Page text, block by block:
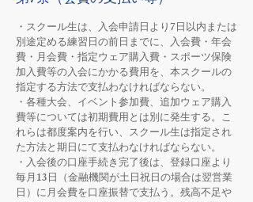
・スクール生は、入会申請日より7日以内または
別途定める練習日の前日までに、入会費・年会
費・月会費・指定ウェア購入費・スポーツ保険
加入費等の入会にかかる費用を、本スクールの
指定する方法で支払わなければならない。
・各種大会、イベント参加費、追加ウェア購入
費等については初期費用とは別に発生する。こ
れらは都度案内を行い、スクール生は指定され
た方法と期日にて支払わなければならない。
・入会後の口座手続き完了後は、登録口座より
毎月13日（金融機関が土日祝日の場合は翌営業
日）に月会費を口座振替で支払う。残高不足や